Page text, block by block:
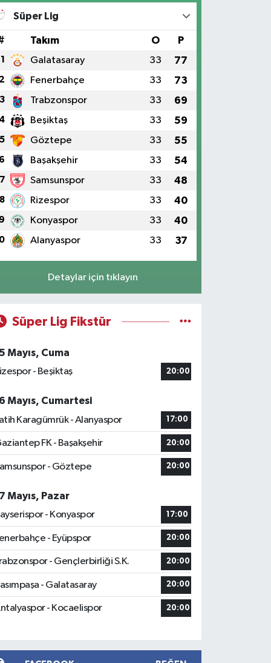
Süper Lig
Takım O P
1 Galatasaray 33 77
2 Fenerbahçe 33 73
3 Trabzonspor 33 69
4 Beşiktaş 33 59
5 Göztepe 33 55
6 Başakşehir 33 54
7 Samsunspor 33 48
8 Rizespor 33 40
9 Konyaspor 33 40
Alanyaspor 33 37
Detaylar için tıklayın
Süper Lig Fikstür
Mayıs, Cuma
- Beşiktaş
20:00
Mayıs, Cumartesi
Karagümrük - Alanyaspor
17:00
FK - Başakşehir 20:00
- Göztepe 20:00
Mayıs, Pazar
- Konyaspor
17:00
- Eyüpspor 20:00
- Gençlerbirliği S.K. 20:00
- Galatasaray 20:00
- Kocaelispor 20:00